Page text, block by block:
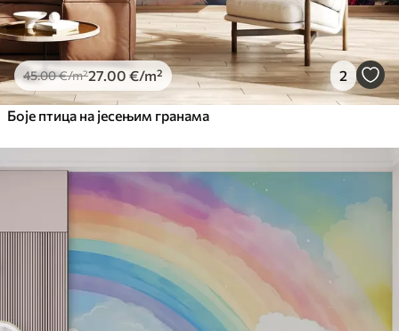
Peel and Stick
81.6749.00€/m²
45.00€/m²27 .00 €/m² 2
Боје птица на јесењим гранама